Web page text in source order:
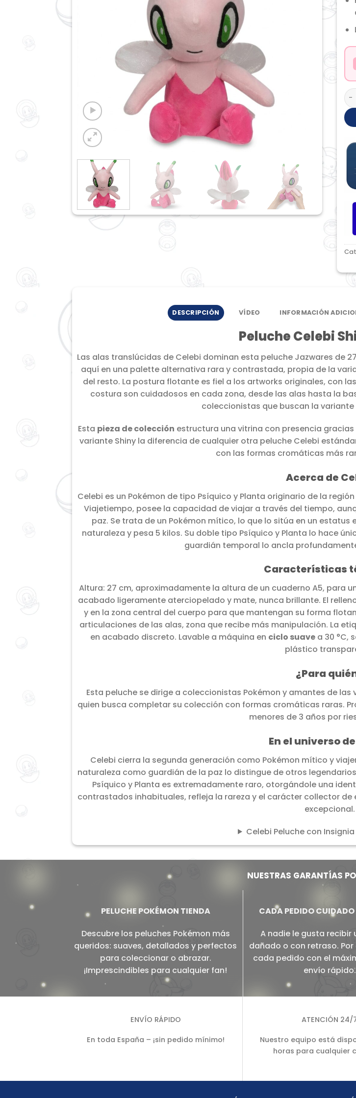
DESCRIPCIÓN VÍDEO INFORMACIÓN
Peluche Celebi
Las alas translúcidas de Celebi dominan esta peluche Jazwares de
aquí en una palette alternativa rara y contrastada, propia de la
del resto. La postura flotante es fiel a los artworks originales, con
costura son cuidadosos en cada zona, desde las alas hasta la
coleccionistas que buscan la
Esta pieza de colección estructura una vitrina con presencia
variante Shiny la diferencia de cualquier otra peluche Celebi
con las formas cromáticas más
Acerca de
Celebi es un Pokémon de tipo Psíquico y Planta originario de la
Viajetiempo, posee la capacidad de viajar a través del tiempo,
paz. Se trata de un Pokémon mítico, lo que lo sitúa en un
naturaleza y pesa 5 kilos. Su doble tipo Psíquico y Planta lo hace
guardián temporal lo ancla
Características
Altura: 27 cm, aproximadamente la altura de un cuaderno A5, para
acabado ligeramente aterciopelado y mate, nunca brillante. El
y en la zona central del cuerpo para que mantengan su forma
articulaciones de las alas, zona que recibe más manipulación. La
en acabado discreto. Lavable a máquina en ciclo suave a 30 °C,
plástico
¿Para
Esta peluche se dirige a coleccionistas Pokémon y amantes de
quien busca completar su colección con formas cromáticas raras.
menores de 3 años por
En el universo
Celebi cierra la segunda generación como Pokémon mítico y
naturaleza como guardián de la paz lo distingue de otros
Psíquico y Planta es extremadamente raro, otorgándole una
contrastados inhabituales, refleja la rareza y el carácter collector
excepcional.
Celebi Peluche con
NUESTRAS GARANTÍAS
PELUCHE POKÉMON TIENDA
Descubre los peluches Pokémon más
queridos: suaves, detallados y perfectos
para coleccionar o abrazar.
¡Imprescindibles para cualquier fan!
CADA PEDIDO CUIDADO
A nadie le gusta recibir
dañado o con retraso.
cada pedido con el
envío rápido.
ENVÍO RÁPIDO
En toda España – ¡sin pedido mínimo!
ATENCIÓN 24/
Nuestro equipo está
horas para cualquier